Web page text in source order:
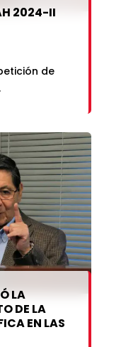
2024-II
de
LA
DE LA
EN LAS